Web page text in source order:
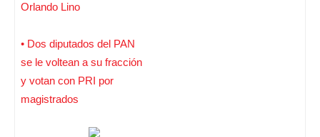
Orlando Lino
• Dos diputados del PAN
se le voltean a su fracción
y votan con PRI por
magistrados